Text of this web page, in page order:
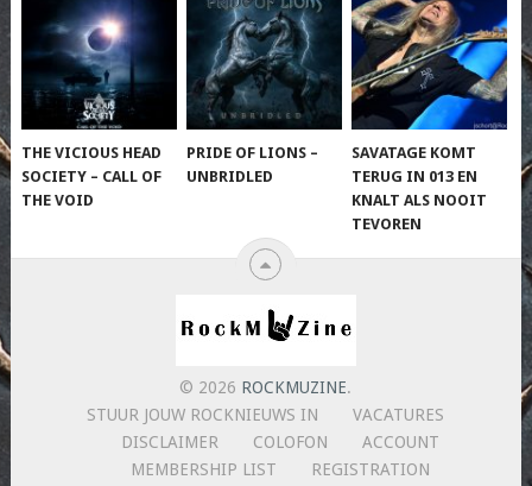
THE VICIOUS HEAD
SOCIETY – CALL OF
THE VOID
PRIDE OF LIONS –
UNBRIDLED
SAVATAGE KOMT
TERUG IN 013 EN
KNALT ALS NOOIT
TEVOREN
© 2026 ROCKMUZINE.
STUUR JOUW ROCKNIEUWS IN
VACATURES
DISCLAIMER
COLOFON
ACCOUNT
MEMBERSHIP LIST
REGISTRATION